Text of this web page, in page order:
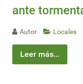
ante
Autor Locales
Leer más...